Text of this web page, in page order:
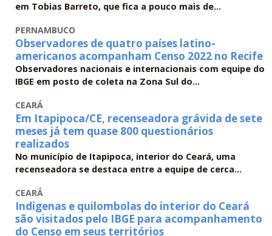
em Tobias Barreto, que fica a pouco mais de...
PERNAMBUCO
Observadores de quatro países latino-
americanos acompanham Censo 2022 no Recife
Observadores nacionais e internacionais com equipe do
IBGE em posto de coleta na Zona Sul do...
CEARÁ
Em Itapipoca/CE, recenseadora grávida de sete
meses já tem quase 800 questionários
realizados
No município de Itapipoca, interior do Ceará, uma
recenseadora se destaca entre a equipe de cerca...
CEARÁ
Indígenas e quilombolas do interior do Ceará
são visitados pelo IBGE para acompanhamento
do Censo em seus territórios